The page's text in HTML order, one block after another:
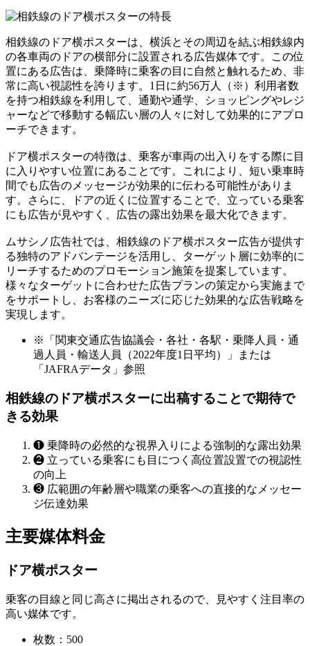
相鉄線のドア横ポスターは、横浜とその周辺を結ぶ相鉄線内
の各車両のドアの横部分に設置される広告媒体です。この位
置にある広告は、乗降時に乗客の目に自然と触れるため、非
常に高い視認性を誇ります。1日に約56万人（※）利用者数
を持つ相鉄線を利用して、通勤や通学、ショッピングやレジ
ャーなどで移動する幅広い層の人々に対して効果的にアプロ
ーチできます。
ドア横ポスターの特徴は、乗客が車両の出入りをする際に目
に入りやすい位置にあることです。これにより、短い乗車時
間でも広告のメッセージが効果的に伝わる可能性がありま
す。さらに、ドアの近くに位置することで、立っている乗客
にも広告が見やすく、広告の露出効果を最大化できます。
ムサシノ広告社では、相鉄線のドア横ポスター広告が提供す
る独特のアドバンテージを活用し、ターゲット層に効率的に
リーチするためのプロモーション施策を提案しています。
様々なターゲットに合わせた広告プランの策定から実施まで
をサポートし、お客様のニーズに応じた効果的な広告戦略を
実現します。
※「関東交通広告協議会・各社・各駅・乗降人員・通
過人員・輸送人員（2022年度1日平均）」または
「JAFRAデータ」参照
相鉄線のドア横ポスターに出稿することで期待で
きる効果
❶ 乗降時の必然的な視界入りによる強制的な露出効果
❷ 立っている乗客にも目につく高位置設置での視認性
の向上
❸ 広範囲の年齢層や職業の乗客への直接的なメッセー
ジ伝達効果
主要媒体料金
ドア横ポスター
乗客の目線と同じ高さに掲出されるので、見やすく注目率の
高い媒体です。
枚数：500